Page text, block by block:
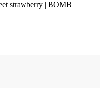
strawberry | BOMB